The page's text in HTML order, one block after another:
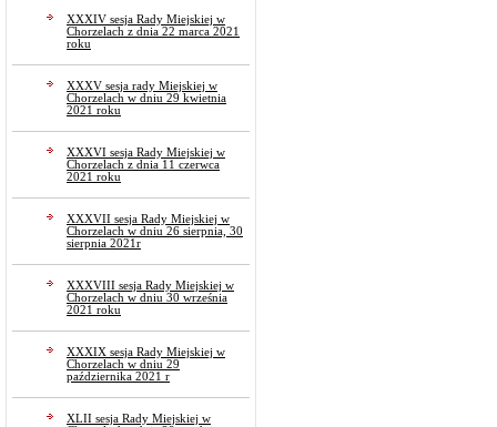
XXXIV sesja Rady Miejskiej w
Chorzelach z dnia 22 marca 2021
roku
XXXV sesja rady Miejskiej w
Chorzelach w dniu 29 kwietnia
2021 roku
XXXVI sesja Rady Miejskiej w
Chorzelach z dnia 11 czerwca
2021 roku
XXXVII sesja Rady Miejskiej w
Chorzelach w dniu 26 sierpnia, 30
sierpnia 2021r
XXXVIII sesja Rady Miejskiej w
Chorzelach w dniu 30 września
2021 roku
XXXIX sesja Rady Miejskiej w
Chorzelach w dniu 29
października 2021 r
XLII sesja Rady Miejskiej w